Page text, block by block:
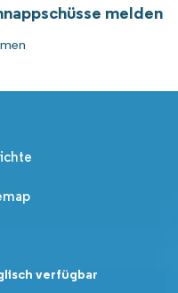
melden
verfügbar